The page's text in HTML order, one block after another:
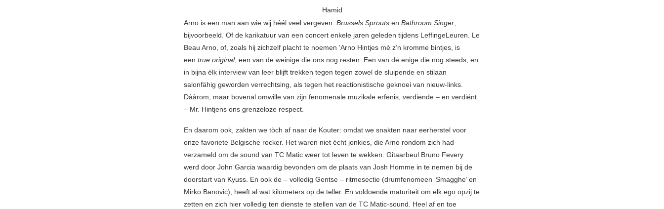
Hamid
Arno is een man aan wie wij héél veel vergeven. Brussels Sprouts en Bathroom Singer,
bijvoorbeeld. Of de karikatuur van een concert enkele jaren geleden tijdens LeffingeLeuren. Le
Beau Arno, of, zoals hij zichzelf placht te noemen ‘Arno Hintjes mè z’n kromme bintjes, is
een true original, een van de weinige die ons nog resten. Een van de enige die nog steeds, en
in bijna élk interview van leer blijft trekken tegen tegen zowel de sluipende en stilaan
salonfähig geworden verrechtsing, als tegen het reactionistische geknoei van nieuw-links.
Dààrom, maar bovenal omwille van zijn fenomenale muzikale erfenis, verdiende – en verdiént
– Mr. Hintjens ons grenzeloze respect.
En daarom ook, zakten we tòch af naar de Kouter: omdat we snakten naar eerherstel voor
onze favoriete Belgische rocker. Het waren niet écht jonkies, die Arno rondom zich had
verzameld om de sound van TC Matic weer tot leven te wekken. Gitaarbeul Bruno Fevery
werd door John Garcia waardig bevonden om de plaats van Josh Homme in te nemen bij de
doorstart van Kyuss. En ook de – volledig Gentse – ritmesectie (drumfenomeen ‘Smagghe’ en
Mirko Banovic), heeft al wat kilometers op de teller. En voldoende maturiteit om elk ego opzij te
zetten en zich hier volledig ten dienste te stellen van de TC Matic-sound. Heel af en toe